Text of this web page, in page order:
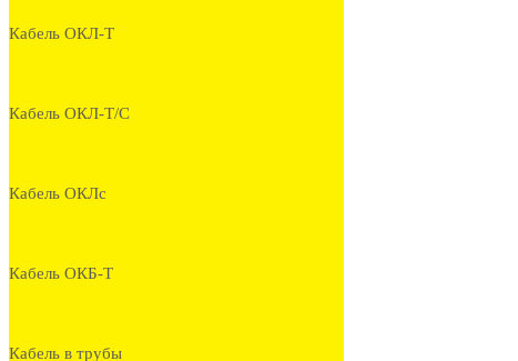
Кабель ОКЛ-Т
Кабель ОКЛ-Т/С
Кабель ОКЛс
Кабель ОКБ-Т
Кабель в трубы